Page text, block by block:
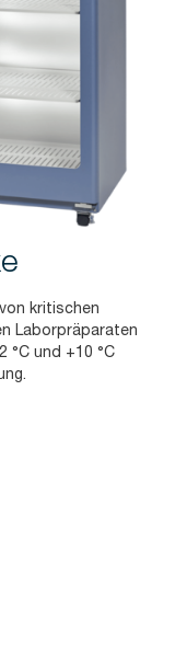
kritischen
Laborpräparaten
°C und +10 °C